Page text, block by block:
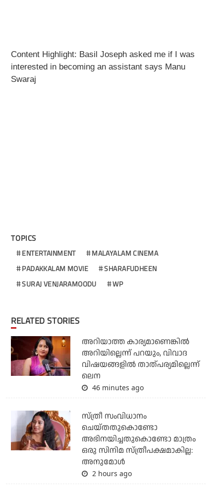
Content Highlight: Basil Joseph asked me if I was
interested in becoming an assistant says Manu
Swaraj
TOPICS
ENTERTAINMENT
MALAYALAM CINEMA
PADAKKALAM MOVIE
SHARAFUDHEEN
SURAJ VENJARAMOODU
WP
RELATED STORIES
അറിയാത്ത കാര്യമാണെങ്കിൽ
അറിയില്ലെന്ന് പറയും, വിവാദ
വിഷയങ്ങളിൽ താത്പര്യമില്ലെന്ന്
ലെന
46 minutes ago
സ്ത്രീ സംവിധാനം
ചെയ്തതുകൊണ്ടോ
അഭിനയിച്ചതുകൊണ്ടോ മാത്രം
ഒരു സിനിമ സ്ത്രീപക്ഷമാകില്ല:
അനുമോൾ
2 hours ago